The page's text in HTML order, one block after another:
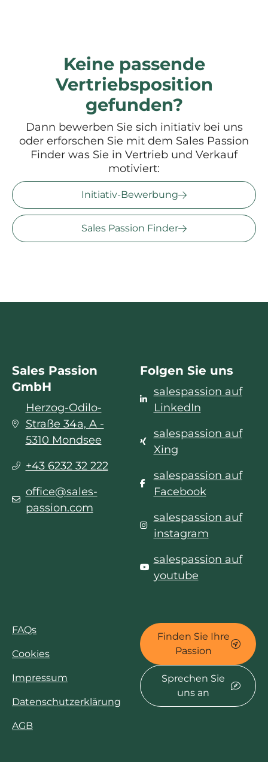
Keine passende
Vertriebsposition
gefunden?
Dann bewerben Sie sich initiativ bei uns
oder erforschen Sie mit dem Sales Passion
Finder was Sie in Vertrieb und Verkauf
motiviert:
Initiativ-Bewerbung
Sales Passion Finder
Sales Passion
GmbH
Herzog-Odilo-
Straße 34a, A -
5310 Mondsee
+43 6232 32 222
office@sales-
passion.com
Folgen Sie uns
salespassion auf
LinkedIn
salespassion auf
Xing
salespassion auf
Facebook
salespassion auf
instagram
salespassion auf
youtube
FAQs
Cookies
Impressum
Datenschutzerklärung
AGB
Finden Sie Ihre
Passion
Sprechen Sie
uns an